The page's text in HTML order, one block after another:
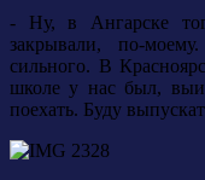
- Ну, в Ангарске
закрывали, по-
сильного. В
школе у нас был,
поехать. Буду